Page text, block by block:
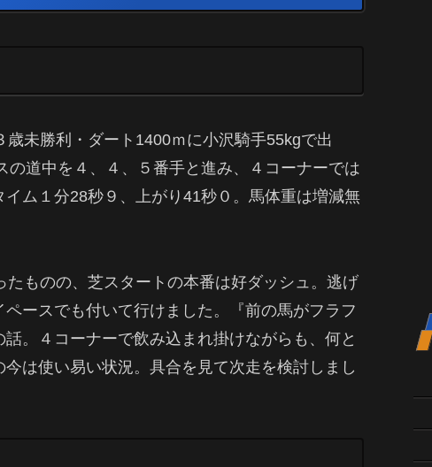
未勝利・ダート1400ｍに小沢騎手55kgで出
道中を４、４、５番手と進み、４コーナーでは
ム１分28秒９、上がり41秒０。馬体重は増減無
ものの、芝スタートの本番は好ダッシュ。逃げ
ースでも付いて行けました。『前の馬がフラフ
。４コーナーで飲み込まれ掛けながらも、何と
は使い易い状況。具合を見て次走を検討しまし